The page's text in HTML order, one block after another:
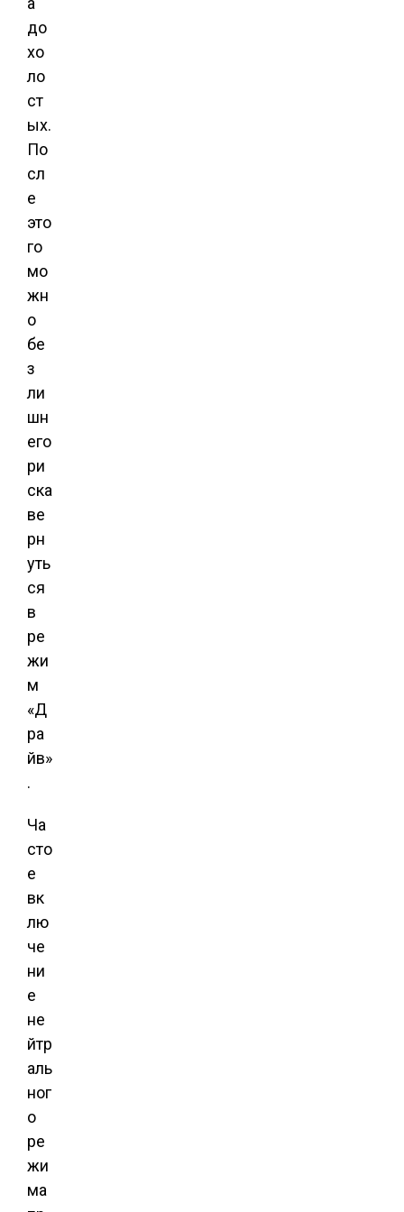
до
хо
ло
ст
ых.
По
сл
е
это
го
мо
жн
о
бе
з
ли
шн
его
ри
ска
ве
рн
уть
ся
в
ре
жи
м
«Д
ра
йв»
.
Ча
сто
е
вк
лю
че
ни
е
не
йтр
аль
ног
о
ре
жи
ма